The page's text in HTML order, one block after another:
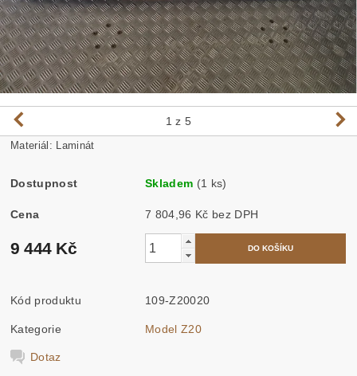
1 z 5
Materiál: Laminát
Dostupnost Skladem (1 ks)
Cena 7 804,96 Kč bez DPH
9 444 Kč
Kód produktu 109-Z20020
Kategorie Model Z20
Dotaz